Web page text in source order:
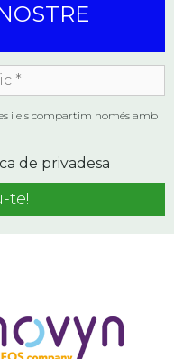
i els compartim només amb
de privadesa